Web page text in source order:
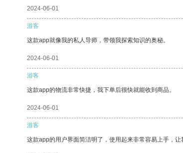
2024-06-01
游客
这款app就像我的私人导师，带领我探索知识的奥秘。
2024-06-01
游客
这款app的物流非常快捷，我下单后很快就能收到商品。
2024-06-01
游客
这款app的用户界面简洁明了，使用起来非常容易上手，让